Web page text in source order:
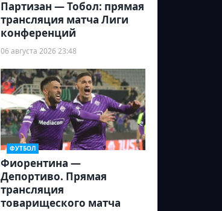
Партизан — Тобол: прямая
трансляция матча Лиги
конференций
06 августа 2026 23:48
ФУТБОЛ
Фиорентина —
Депортиво. Прямая
трансляция
товарищеского матча